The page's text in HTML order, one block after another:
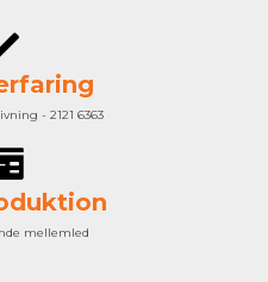
- 2121 6363
mellemled